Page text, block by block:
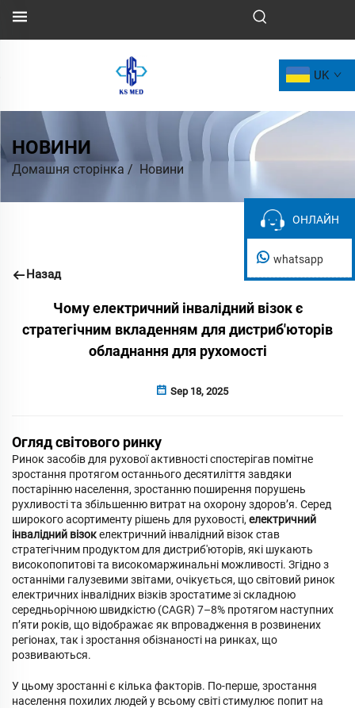
UK
НОВИНИ
Домашня сторінка / Новини
Назад
Чому електричний інвалідний візок є
стратегічним вкладенням для дистриб'юторів
обладнання для рухомості
Sep 18, 2025
Огляд світового ринку
Ринок засобів для рухової активності спостерігав помітне
зростання протягом останнього десятиліття завдяки
постарінню населення, зростанню поширення порушень
рухливості та збільшенню витрат на охорону здоров’я. Серед
широкого асортименту рішень для руховості, електричний
інвалідний візокелектричний інвалідний візок став
стратегічним продуктом для дистриб'юторів, які шукають
високопопитові та високомаржинальні можливості. Згідно з
останніми галузевими звітами, очікується, що світовий ринок
електричних інвалідних візків зростатиме зі складною
середньорічною швидкістю (CAGR) 7–8% протягом наступних
п’яти років, що відображає як впровадження в розвинених
регіонах, так і зростання обізнаності на ринках, що
розвиваються.
У цьому зростанні є кілька факторів. По-перше, зростання
населення похилих людей у всьому світі стимулює попит на
ОНЛАЙН
ОНЛАЙН
whatsapp